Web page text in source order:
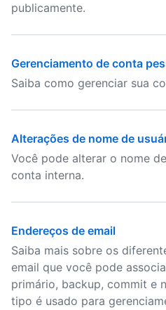
publicamente.
Gerenciamento de conta
Saiba como gerenciar sua
Alterações de nome de
Você pode alterar o nome
conta interna.
Endereços de email
Saiba mais sobre os
email que você pode
primário, backup, commit e
tipo é usado para